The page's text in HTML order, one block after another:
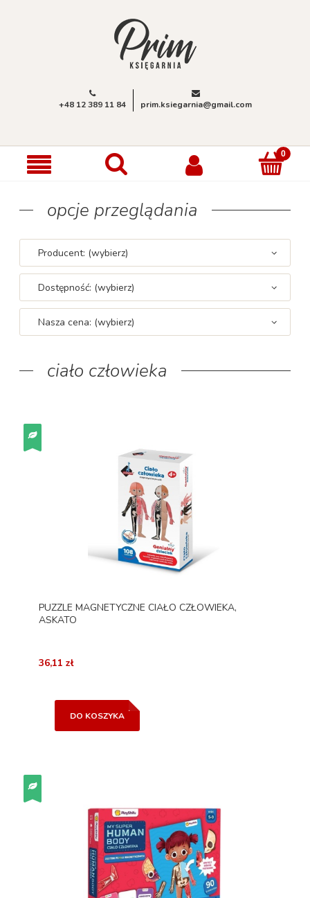
+48 12 389 11 84 prim.ksiegarnia@gmail.com
opcje przeglądania
Producent: (wybierz)
Dostępność: (wybierz)
Nasza cena: (wybierz)
ciało człowieka
PUZZLE MAGNETYCZNE CIAŁO CZŁOWIEKA,
ASKATO
36,11 zł
DO KOSZYKA